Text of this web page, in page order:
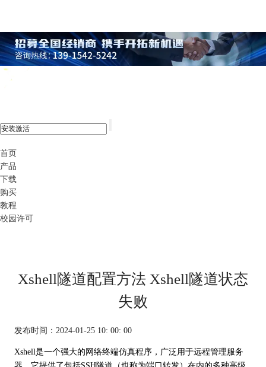
首页
产品
下载
购买
教程
校园许可
Xshell隧道配置方法 Xshell隧道状态
失败
发布时间：2024-01-25 10: 00: 00
Xshell是一个强大的网络终端仿真程序，广泛用于远程管理服务